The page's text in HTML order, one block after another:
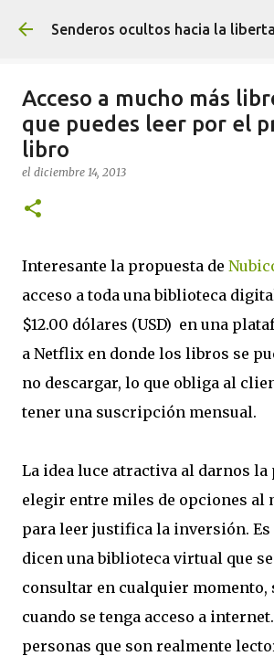
Ir al contenido
Senderos ocultos hacia la
Acceso a mucho más
que puedes leer por el
libro
el diciembre 14, 2013
Interesante la propuesta de
acceso a toda una biblioteca
$12.00 dólares (USD) en una
a Netflix en donde los libros se
no descargar, lo que obliga al
tener una suscripción mensual.
La idea luce atractiva al darnos
elegir entre miles de opciones al
para leer justifica la inversión.
dicen una biblioteca virtual que
consultar en cualquier momento,
cuando se tenga acceso a
personas que son realmente